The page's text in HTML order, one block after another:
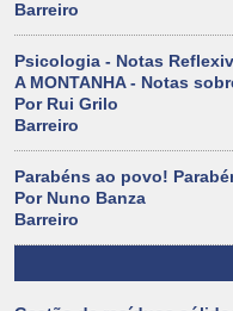
Barreiro
Psicologia - Notas
A MONTANHA - Notas
Por Rui Grilo
Barreiro
Parabéns ao povo!
Por Nuno Banza
Barreiro